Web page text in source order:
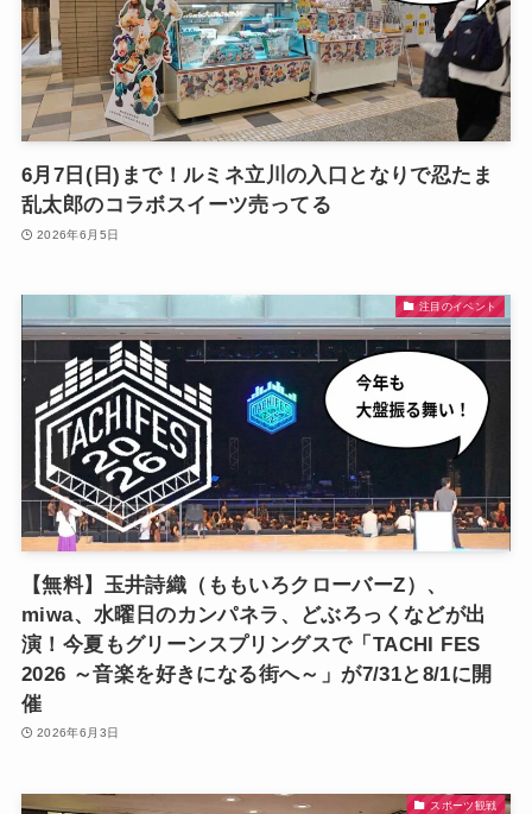
6月7日(日)まで！ルミネ立川の入口となりで忍たま
乱太郎のコラボスイーツ売ってる
2026年6月5日
注目のイベント
【無料】玉井詩織（ももいろクローバーZ）、
miwa、水曜日のカンパネラ、どぶろっくなどが出
演！今夏もグリーンスプリングスで「TACHI FES
2026 ～音楽を好きになる街へ～」が7/31と8/1に開
催
2026年6月3日
スポーツ観戦